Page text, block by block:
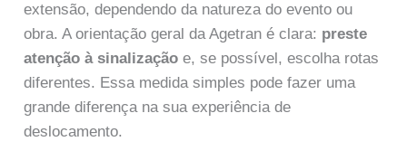
extensão, dependendo da natureza do evento ou
obra. A orientação geral da Agetran é clara: preste
atenção à sinalização e, se possível, escolha rotas
diferentes. Essa medida simples pode fazer uma
grande diferença na sua experiência de
deslocamento.